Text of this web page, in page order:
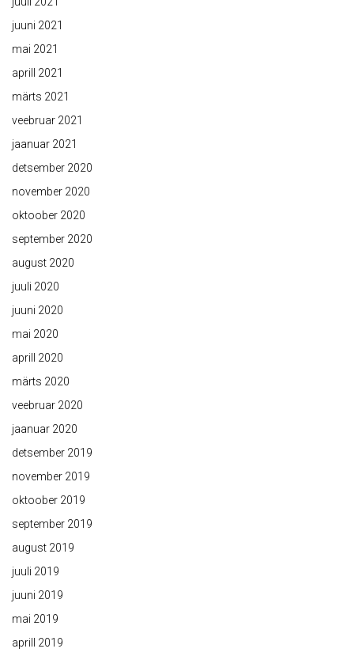
juuni 2021
mai 2021
aprill 2021
märts 2021
veebruar 2021
jaanuar 2021
detsember 2020
november 2020
oktoober 2020
september 2020
august 2020
juuli 2020
juuni 2020
mai 2020
aprill 2020
märts 2020
veebruar 2020
jaanuar 2020
detsember 2019
november 2019
oktoober 2019
september 2019
august 2019
juuli 2019
juuni 2019
mai 2019
aprill 2019